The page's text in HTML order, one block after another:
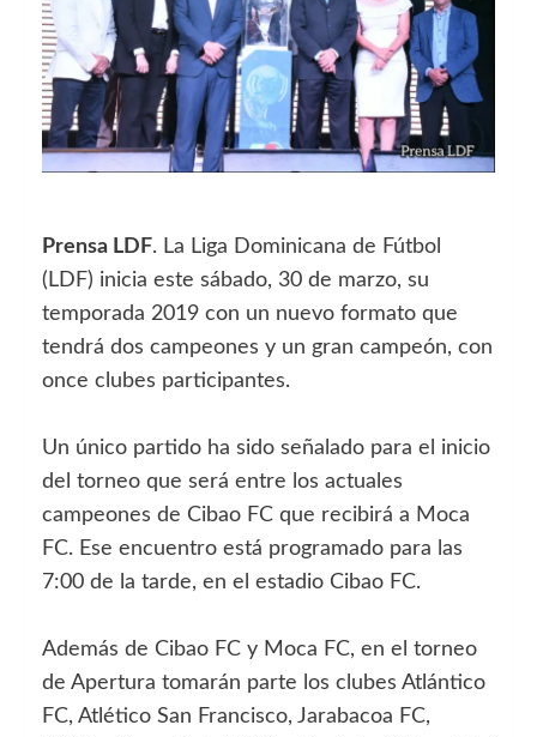
Prensa LDF. La Liga Dominicana de Fútbol
(LDF) inicia este sábado, 30 de marzo, su
temporada 2019 con un nuevo formato que
tendrá dos campeones y un gran campeón, con
once clubes participantes.
Un único partido ha sido señalado para el inicio
del torneo que será entre los actuales
campeones de Cibao FC que recibirá a Moca
FC. Ese encuentro está programado para las
7:00 de la tarde, en el estadio Cibao FC.
Además de Cibao FC y Moca FC, en el torneo
de Apertura tomarán parte los clubes Atlántico
FC, Atlético San Francisco, Jarabacoa FC,